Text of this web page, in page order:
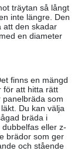
träytan så långt
inte längre. Den
att den skadar
en diameter
finns en mängd
för att hitta rätt
som
Du kan välja
bräda i
eller z-
brädor som ger
och stående